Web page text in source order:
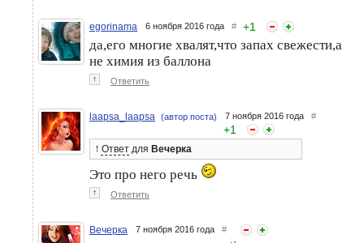
egorinama 6 ноября 2016 года # +1
да,его многие хвалят,что запах свежести,а
не химия из баллона
↑ Ответить
laapsa_laapsa (автор поста) 7 ноября 2016 года #
+1
↑ Ответ для Вечерка
Это про него речь
↑ Ответить
Вечерка 7 ноября 2016 года #